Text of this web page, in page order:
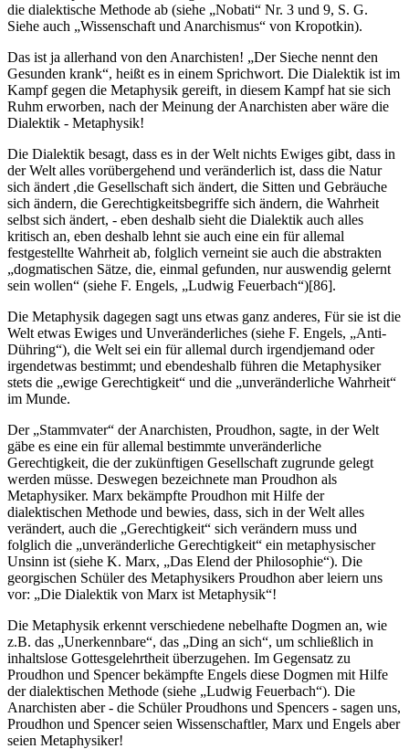
die dialektische Methode ab (siehe „Nobati“ Nr. 3 und 9, S. G.
Siehe auch „Wissenschaft und Anarchismus“ von Kropotkin).
Das ist ja allerhand von den Anarchisten! „Der Sieche nennt den
Gesunden krank“, heißt es in einem Sprichwort. Die Dialektik ist im
Kampf gegen die Metaphysik gereift, in diesem Kampf hat sie sich
Ruhm erworben, nach der Meinung der Anarchisten aber wäre die
Dialektik - Metaphysik!
Die Dialektik besagt, dass es in der Welt nichts Ewiges gibt, dass in
der Welt alles vorübergehend und veränderlich ist, dass die Natur
sich ändert ,die Gesellschaft sich ändert, die Sitten und Gebräuche
sich ändern, die Gerechtigkeitsbegriffe sich ändern, die Wahrheit
selbst sich ändert, - eben deshalb sieht die Dialektik auch alles
kritisch an, eben deshalb lehnt sie auch eine ein für allemal
festgestellte Wahrheit ab, folglich verneint sie auch die abstrakten
„dogmatischen Sätze, die, einmal gefunden, nur auswendig gelernt
sein wollen“ (siehe F. Engels, „Ludwig Feuerbach“)[86].
Die Metaphysik dagegen sagt uns etwas ganz anderes, Für sie ist die
Welt etwas Ewiges und Unveränderliches (siehe F. Engels, „Anti-
Dühring“), die Welt sei ein für allemal durch irgendjemand oder
irgendetwas bestimmt; und ebendeshalb führen die Metaphysiker
stets die „ewige Gerechtigkeit“ und die „unveränderliche Wahrheit“
im Munde.
Der „Stammvater“ der Anarchisten, Proudhon, sagte, in der Welt
gäbe es eine ein für allemal bestimmte unveränderliche
Gerechtigkeit, die der zukünftigen Gesellschaft zugrunde gelegt
werden müsse. Deswegen bezeichnete man Proudhon als
Metaphysiker. Marx bekämpfte Proudhon mit Hilfe der
dialektischen Methode und bewies, dass, sich in der Welt alles
verändert, auch die „Gerechtigkeit“ sich verändern muss und
folglich die „unveränderliche Gerechtigkeit“ ein metaphysischer
Unsinn ist (siehe K. Marx, „Das Elend der Philosophie“). Die
georgischen Schüler des Metaphysikers Proudhon aber leiern uns
vor: „Die Dialektik von Marx ist Metaphysik“!
Die Metaphysik erkennt verschiedene nebelhafte Dogmen an, wie
z.B. das „Unerkennbare“, das „Ding an sich“, um schließlich in
inhaltslose Gottesgelehrtheit überzugehen. Im Gegensatz zu
Proudhon und Spencer bekämpfte Engels diese Dogmen mit Hilfe
der dialektischen Methode (siehe „Ludwig Feuerbach“). Die
Anarchisten aber - die Schüler Proudhons und Spencers - sagen uns,
Proudhon und Spencer seien Wissenschaftler, Marx und Engels aber
seien Metaphysiker!